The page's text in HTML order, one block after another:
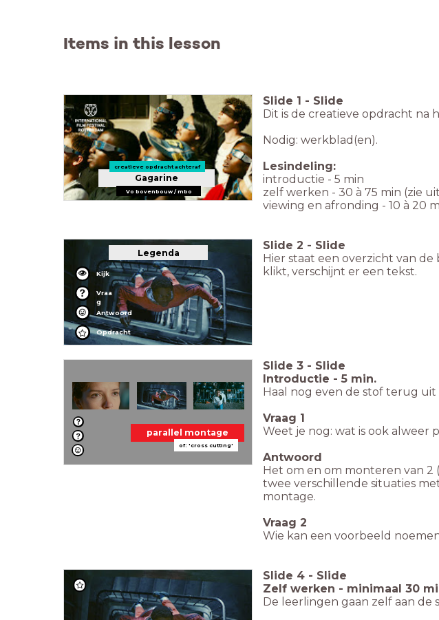
Items in this lesson
Gagarine
Vo bovenbouw / mbo
creatieve opdracht achteraf
Slide 1 - Slide
Dit is de creatieve opdracht na
Nodig: werkblad(en).
Lesindeling:
introductie - 5 min
zelf werken - 30 à 75 min (zie
viewing en afronding - 10 à 20
Legenda
Kijk
Vraa
g
Antwoord
Opdracht
Slide 2 - Slide
Hier staat een overzicht van de
klikt, verschijnt er een tekst.
parallel montage
of: 'cross cutting'
Slide 3 - Slide
Introductie - 5 min.
Haal nog even de stof terug
Vraag 1
Weet je nog: wat is ook alweer
Antwoord
Het om en om monteren van 2
twee verschillende situaties
montage.
Vraag 2
Wie kan een voorbeeld
Slide 4 - Slide
Zelf werken - minimaal 30
De leerlingen gaan zelf aan de